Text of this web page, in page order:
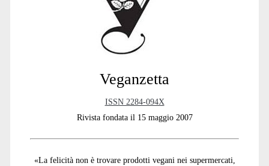
Veganzetta
ISSN 2284-094X
Rivista fondata il 15 maggio 2007
«La felicità non è trovare prodotti vegani nei supermercati,